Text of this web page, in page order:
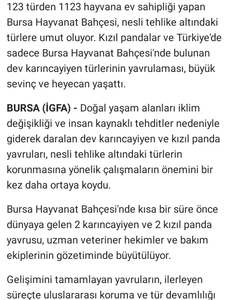
123 türden 1123 hayvana ev sahipliği yapan
Bursa Hayvanat Bahçesi, nesli tehlike altındaki
türlere umut oluyor. Kızıl pandalar ve Türkiye'de
sadece Bursa Hayvanat Bahçesi'nde bulunan
dev karıncayiyen türlerinin yavrulaması, büyük
sevinç ve heyecan yaşattı.
BURSA (İGFA) - Doğal yaşam alanları iklim
değişikliği ve insan kaynaklı tehditler nedeniyle
giderek daralan dev karıncayiyen ve kızıl panda
yavruları, nesli tehlike altındaki türlerin
korunmasına yönelik çalışmaların önemini bir
kez daha ortaya koydu.
Bursa Hayvanat Bahçesi'nde kısa bir süre önce
dünyaya gelen 2 karıncayiyen ve 2 kızıl panda
yavrusu, uzman veteriner hekimler ve bakım
ekiplerinin gözetiminde büyütülüyor.
Gelişimini tamamlayan yavruların, ilerleyen
süreçte uluslararası koruma ve tür devamlılığı